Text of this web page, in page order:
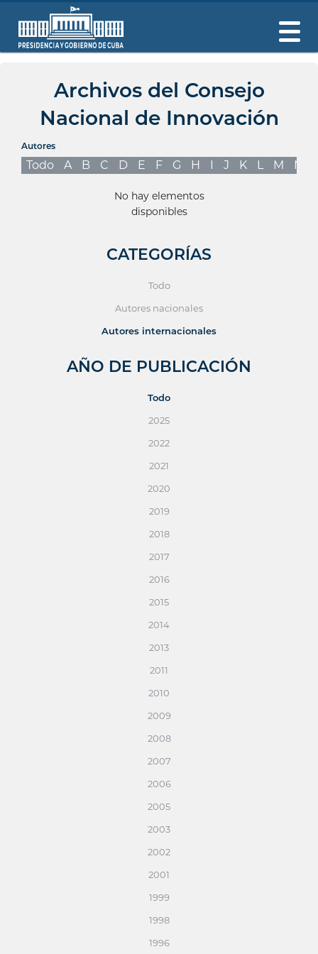
Archivos del Consejo
Nacional de Innovación
Autores
Todo A B C D E F G H I J K L M N
No hay elementos
disponibles
CATEGORÍAS
Todo
Autores nacionales
Autores internacionales
AÑO DE PUBLICACIÓN
Todo
2025
2022
2021
2020
2019
2018
2017
2016
2015
2014
2013
2011
2010
2009
2008
2007
2006
2005
2003
2002
2001
1999
1998
1996